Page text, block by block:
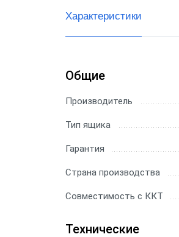
Характеристики
Общие
Производитель
Тип ящика
Гарантия
Страна производства
Совместимость с ККТ
Технические